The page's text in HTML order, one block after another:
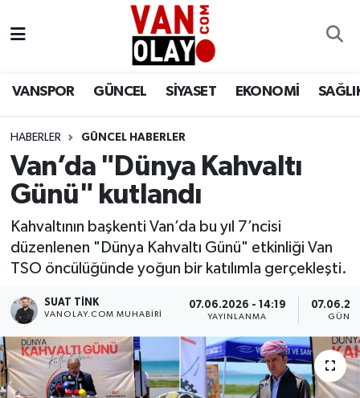
VANSPOR GÜNCEL SİYASET EKONOMİ
HABERLER GÜNCEL HABERLER
Van’da "Dünya Kahvaltı
Günü" kutlandı
Kahvaltının başkenti Van’da bu yıl 7’ncisi
düzenlenen "Dünya Kahvaltı Günü" etkinliği Van
TSO öncülüğünde yoğun bir katılımla gerçekleşti.
SUAT TINK
VANOLAY.COM MUHABIRI
07.06.2026 - 14:19
YAYINLANMA
Siyaset
Ekonomi
Sağlık
Eğitim
Bilim & Teknoloji
Dünya
RESMİ İLANLAR
Van Nöbetçi Eczaneler
Van Namaz Vakitleri
Van Trafik Yoğunluk Haritası
Süper Lig Puan Durumu ve Fikstür
Tüm Manşetler
Son Dakika Haberleri
Haber Arşivi